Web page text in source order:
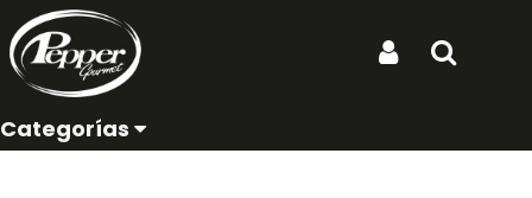
Ubicación de entrega:
Categorías
Inicio Productos
Limonada de Coco
REF: LIMONADA DE COCO